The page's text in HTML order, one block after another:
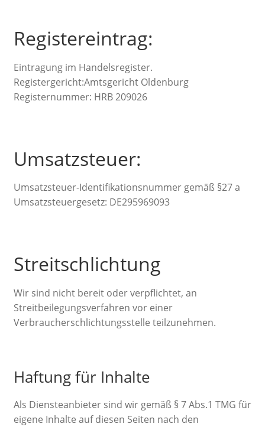
Registereintrag:
Eintragung im Handelsregister.
Registergericht:Amtsgericht Oldenburg
Registernummer: HRB 209026
Umsatzsteuer:
Umsatzsteuer-Identifikationsnummer gemäß §27 a
Umsatzsteuergesetz: DE295969093
Streitschlichtung
Wir sind nicht bereit oder verpflichtet, an
Streitbeilegungsverfahren vor einer
Verbraucherschlichtungsstelle teilzunehmen.
Haftung für Inhalte
Als Diensteanbieter sind wir gemäß § 7 Abs.1 TMG für
eigene Inhalte auf diesen Seiten nach den